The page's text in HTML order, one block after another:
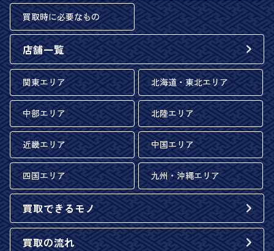
買取時に必要なもの
店舗一覧
関東エリア 北海道・東北エリア
中部エリア 北陸エリア
近畿エリア 中国エリア
四国エリア 九州・沖縄エリア
買取できるモノ
買取の流れ